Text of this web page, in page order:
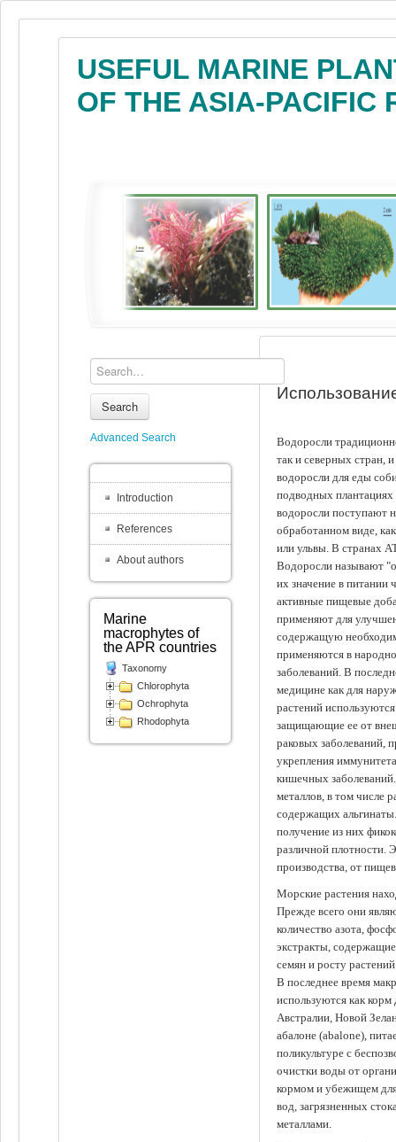
USEFUL MARINE
OF THE ASIA-PACIFIC
Водоросли
так и северных стран,
водоросли для еды
подводных
водоросли поступают
обработанном виде,
или ульвы. В странах
Водоросли называют
их значение в питании
активные пищевые
применяют для
содержащую
применяются в
заболеваний. В
медицине как для
растений
защищающие ее от
раковых заболеваний,
укрепления
кишечных
металлов, в том числе
содержащих
получение из них
различной плотности.
производства, от
Морские растения
Прежде всего они
количество азота,
экстракты,
семян и росту
В последнее время
используются как
Австралии, Новой
абалоне (abalone),
поликультуре с
очистки воды от
кормом и убежищем
вод, загрязненных
металлами.
Search
Advanced Search
Introduction
References
About authors
Marine
macrophytes of
the APR countries
Taxonomy
Chlorophyta
Ochrophyta
Rhodophyta